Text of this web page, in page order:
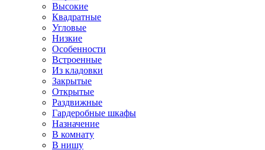
Высокие
Квадратные
Угловые
Низкие
Особенности
Встроенные
Из кладовки
Закрытые
Открытые
Раздвижные
Гардеробные шкафы
Назначение
В комнату
В нишу